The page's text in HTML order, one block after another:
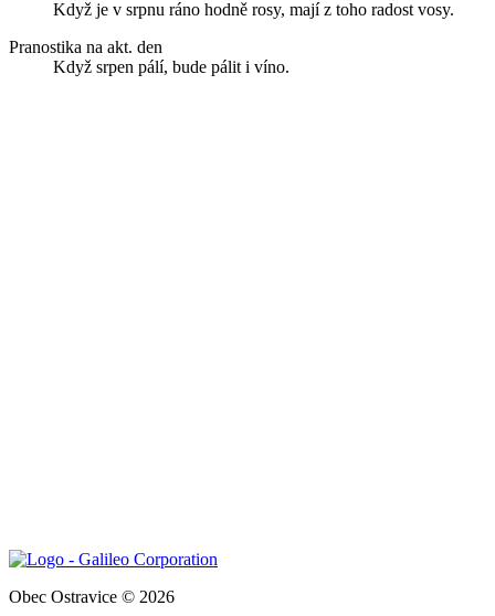
Když je v srpnu ráno hodně rosy, mají z toho radost vosy.
Pranostika na akt. den
Když srpen pálí, bude pálit i víno.
Obec Ostravice © 2026